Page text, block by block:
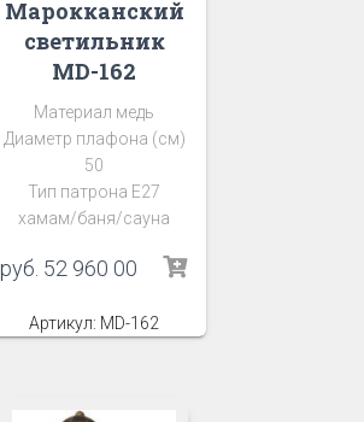
Марокканский
светильник
MD-162
Материал медь
Диаметр плафона (см)
50
Тип патрона Е27
хамам/баня/сауна
руб. 52 960 00
Артикул: MD-162